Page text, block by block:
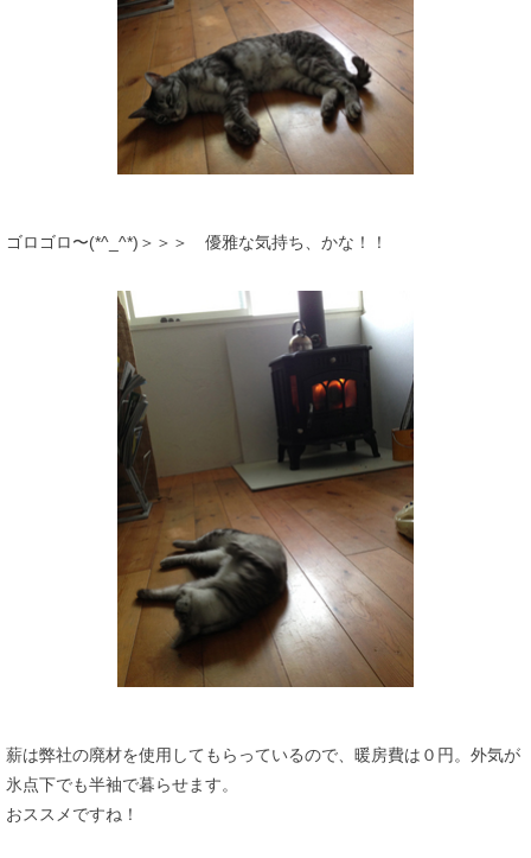
ゴロゴロ〜(*^_^*)＞＞＞ 優雅な気持ち、かな！！
薪は弊社の廃材を使用してもらっているので、暖房費は０円。外気が
氷点下でも半袖で暮らせます。
おススメですね！